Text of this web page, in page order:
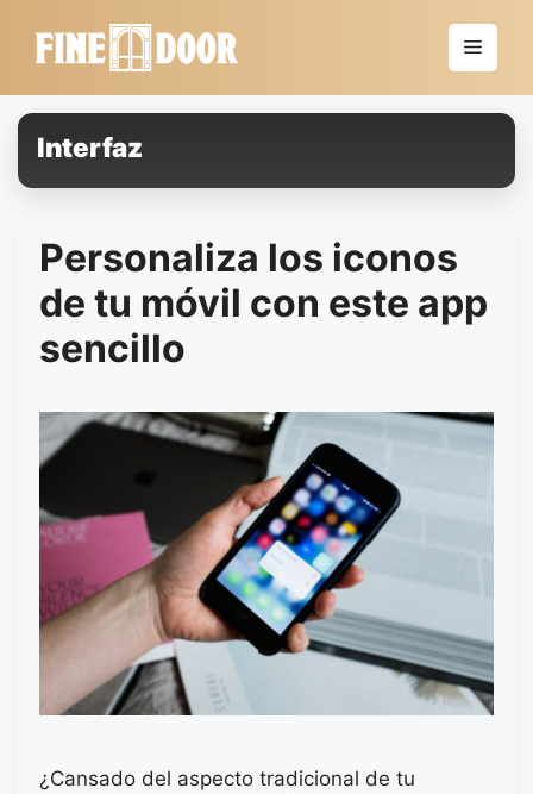
Menú
Interfaz
Personaliza los iconos
de tu móvil con este app
sencillo
¿Cansado del aspecto tradicional de tu